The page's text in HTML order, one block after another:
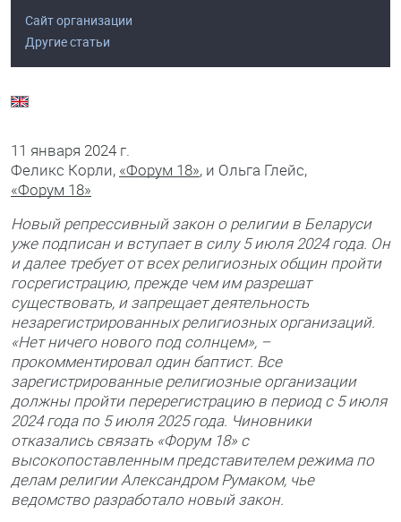
Сайт организации
Другие статьи
11 января 2024 г.
Феликс Корли, «Форум 18», и Ольга Глейс,
«Форум 18»
Новый репрессивный закон о религии в Беларуси
уже подписан и вступает в силу 5 июля 2024 года. Он
и далее требует от всех религиозных общин пройти
госрегистрацию, прежде чем им разрешат
существовать, и запрещает деятельность
незарегистрированных религиозных организаций.
«Нет ничего нового под солнцем», –
прокомментировал один баптист. Все
зарегистрированные религиозные организации
должны пройти перерегистрацию в период с 5 июля
2024 года по 5 июля 2025 года. Чиновники
отказались связать «Форум 18» с
высокопоставленным представителем режима по
делам религии Александром Румаком, чье
ведомство разработало новый закон.